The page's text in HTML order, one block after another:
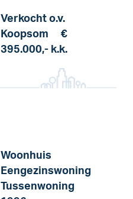
Verkocht o.v.
Koopsom
€
395.000,- k.k.
Woonhuis
Eengezinswoning
Tussenwoning